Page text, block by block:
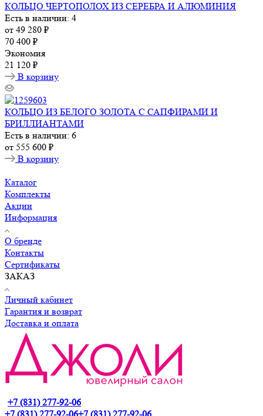
КОЛЬЦО ЧЕРТОПОЛОХ ИЗ СЕРЕБРА И АЛЮМИНИЯ
Есть в наличии: 4
от 49 280 ₽
70 400 ₽
Экономия
21 120 ₽
В корзину
КОЛЬЦО ИЗ БЕЛОГО ЗОЛОТА С САПФИРАМИ И
БРИЛЛИАНТАМИ
Есть в наличии: 6
от 555 600 ₽
В корзину
Каталог
Комплекты
Акции
Информация
О бренде
Контакты
Сертификаты
ЗАКАЗ
Личный кабинет
Гарантия и возврат
Доставка и оплата
+7 (831) 277-92-06